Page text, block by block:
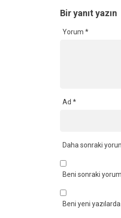
Bir yanıt yazın
Yorum *
Ad *
Daha sonraki
Beni sonraki
Beni yeni